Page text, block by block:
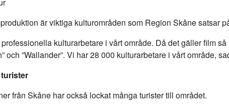
är viktiga kulturområden som Region Skåne satsar
kulturarbetare i vårt område. Då det gäller film
och ”Wallander”. Vi har 28 000 kulturarbetare i vårt område,
från Skåne har också lockat många turister till området.